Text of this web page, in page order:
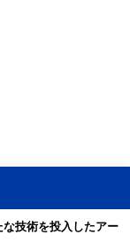
な技術を投入したアー